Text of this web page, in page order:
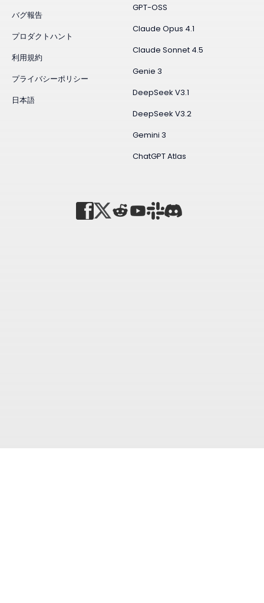
GPT-OSS
Claude Opus 4.1
Claude Sonnet 4.5
Genie 3
DeepSeek V3.1
DeepSeek V3.2
Gemini 3
ChatGPT Atlas
バグ報告
プロダクトハント
利用規約
プライバシーポリシー
日本語